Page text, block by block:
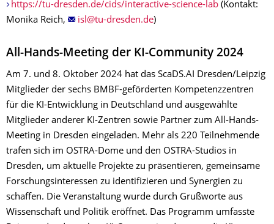
https://tu-dresden.de/cids/interactive-science-lab(Kontakt:
Monika Reich,
)
All-Hands-Meeting der KI-Community 2024
Am 7. und 8. Oktober 2024 hat das ScaDS.AI Dresden/Leipzig
Mitglieder der sechs BMBF-geförderten Kompetenzzentren
für die KI-Entwicklung in Deutschland und ausgewählte
Mitglieder anderer KI-Zentren sowie Partner zum All-Hands-
Meeting in Dresden eingeladen. Mehr als 220 Teilnehmende
trafen sich im OSTRA-Dome und den OSTRA-Studios in
Dresden, um aktuelle Projekte zu präsentieren, gemeinsame
Forschungsinteressen zu identifizieren und Synergien zu
schaffen. Die Veranstaltung wurde durch Grußworte aus
Wissenschaft und Politik eröffnet. Das Programm umfasste